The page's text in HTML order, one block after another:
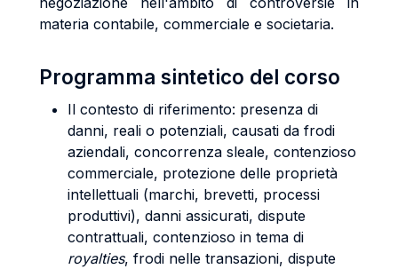
materia contabile, commerciale e societaria.
Programma sintetico del corso
Il contesto di riferimento: presenza di
danni, reali o potenziali, causati da frodi
aziendali, concorrenza sleale, contenzioso
commerciale, protezione delle proprietà
intellettuali (marchi, brevetti, processi
produttivi), danni assicurati, dispute
contrattuali, contenzioso in tema di
royalties, frodi nelle transazioni, dispute